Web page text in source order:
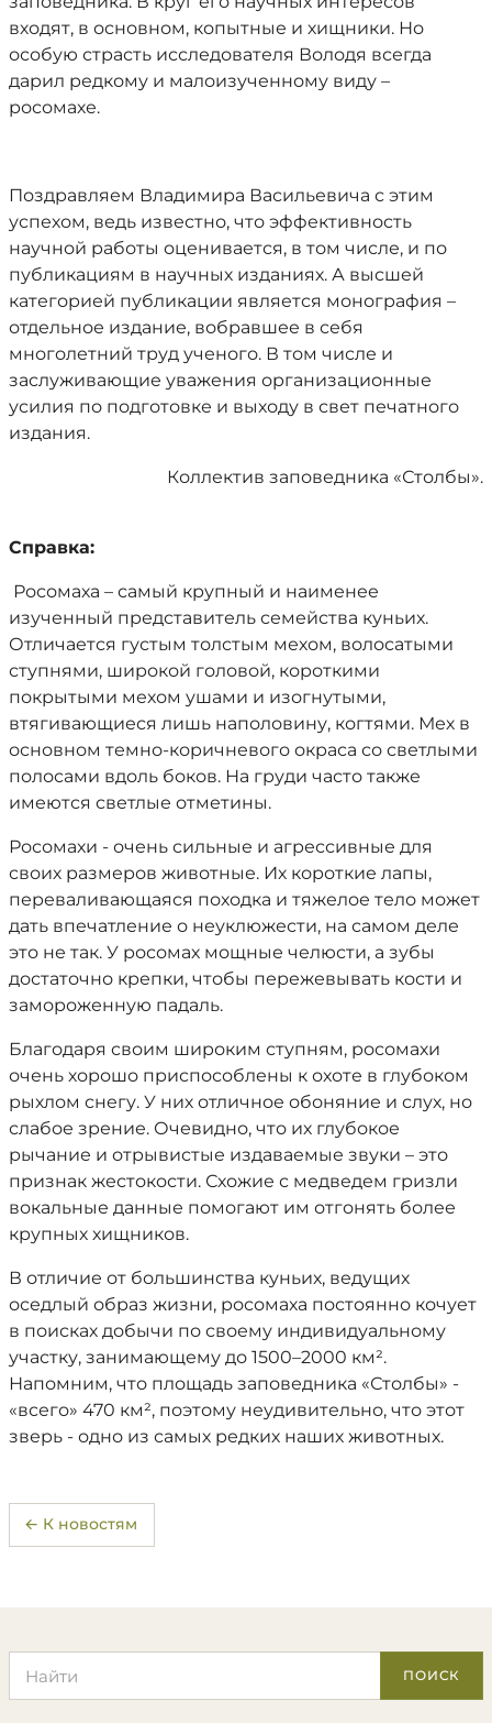
входят, в основном, копытные и хищники. Но
особую страсть исследователя Володя всегда
дарил редкому и малоизученному виду –
росомахе.
Поздравляем Владимира Васильевича с этим
успехом, ведь известно, что эффективность
научной работы оценивается, в том числе, и по
публикациям в научных изданиях. А высшей
категорией публикации является монография –
отдельное издание, вобравшее в себя
многолетний труд ученого. В том числе и
заслуживающие уважения организационные
усилия по подготовке и выходу в свет печатного
издания.
Коллектив заповедника «Столбы».
Справка:
Росомаха – самый крупный и наименее
изученный представитель семейства куньих.
Отличается густым толстым мехом, волосатыми
ступнями, широкой головой, короткими
покрытыми мехом ушами и изогнутыми,
втягивающиеся лишь наполовину, когтями. Мех в
основном темно-коричневого окраса со светлыми
полосами вдоль боков. На груди часто также
имеются светлые отметины.
Росомахи - очень сильные и агрессивные для
своих размеров животные. Их короткие лапы,
переваливающаяся походка и тяжелое тело может
дать впечатление о неуклюжести, на самом деле
это не так. У росомах мощные челюсти, а зубы
достаточно крепки, чтобы пережевывать кости и
замороженную падаль.
Благодаря своим широким ступням, росомахи
очень хорошо приспособлены к охоте в глубоком
рыхлом снегу. У них отличное обоняние и слух, но
слабое зрение. Очевидно, что их глубокое
рычание и отрывистые издаваемые звуки – это
признак жестокости. Схожие с медведем гризли
вокальные данные помогают им отгонять более
крупных хищников.
В отличие от большинства куньих, ведущих
оседлый образ жизни, росомаха постоянно кочует
в поисках добычи по своему индивидуальному
участку, занимающему до 1500–2000 км².
Напомним, что площадь заповедника «Столбы» -
«всего» 470 км², поэтому неудивительно, что этот
зверь - одно из самых редких наших животных.
← К новостям
ПОИСК